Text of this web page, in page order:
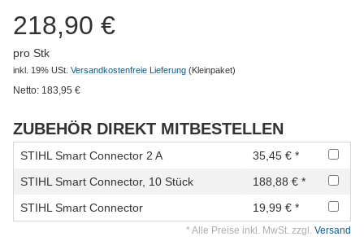
218,90 €
pro Stk
inkl. 19% USt. Versandkostenfreie Lieferung (Kleinpaket)
Netto: 183,95 €
ZUBEHÖR DIREKT MITBESTELLEN
STIHL Smart Connector 2 A
35,45 € *
STIHL Smart Connector, 10 Stück
188,88 € *
STIHL Smart Connector
19,99 € *
* Alle Preise inkl. MwSt. zzgl. Versand